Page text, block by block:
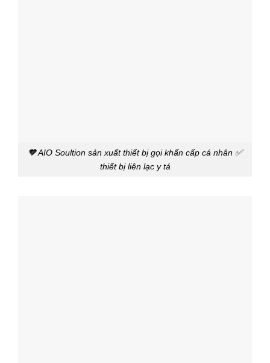
🧡 AIO Soultion sản xuất thiết bị gọi khẩn cấp cá nhân ✅
thiết bị liên lạc y tá